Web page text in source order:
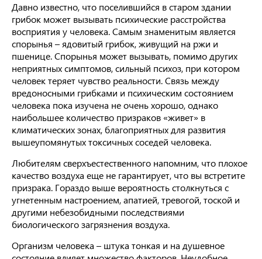
Давно известно, что поселившийся в старом здании
грибок может вызывать психические расстройства
восприятия у человека. Самым знаменитым является
спорынья – ядовитый грибок, живущий на ржи и
пшенице. Спорынья может вызывать, помимо других
неприятных симптомов, сильный психоз, при котором
человек теряет чувство реальности. Связь между
вредоносными грибками и психическим состоянием
человека пока изучена не очень хорошо, однако
наибольшее количество призраков «живет» в
климатических зонах, благоприятных для развития
вышеупомянутых токсичных соседей человека.
Любителям сверхъестественного напомним, что плохое
качество воздуха еще не гарантирует, что вы встретите
призрака. Гораздо выше вероятность столкнуться с
угнетенным настроением, апатией, тревогой, тоской и
другими небезобидными последствиями
биологического загрязнения воздуха.
Организм человека – штука тонкая и на душевное